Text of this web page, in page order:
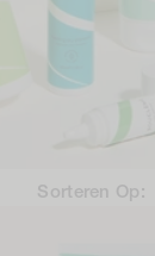
Sorteren Op: